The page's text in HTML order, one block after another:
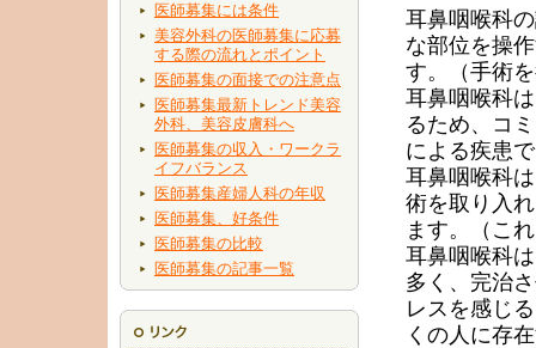
医師募集には条件
美容外科の医師募集に応募
する際の流れとポイント
医師募集の面接での注意点
医師募集最新トレンド美容
外科、美容皮膚科へ
医師募集の収入・ワークラ
イフバランス
医師募集産婦人科の年収
医師募集、好条件
医師募集の比較
医師募集の記事一覧
耳鼻咽喉科
な部位を操
す。（手術
耳鼻咽喉科
るため、コ
による疾患
耳鼻咽喉科
術を取り入
ます。（こ
耳鼻咽喉科
多く、完治
レスを感じ
くの人に存